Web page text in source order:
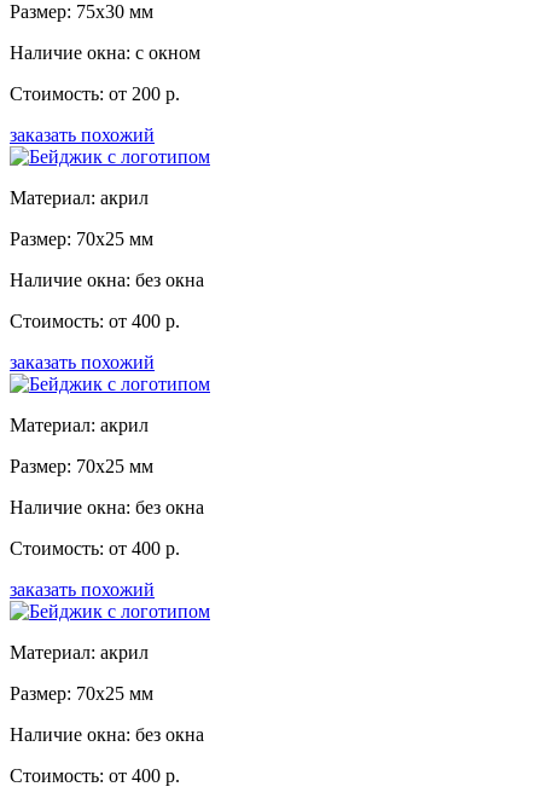
Размер: 75x30 мм
Наличие окна: с окном
Стоимость: от 200 р.
заказать похожий
Материал: акрил
Размер: 70x25 мм
Наличие окна: без окна
Стоимость: от 400 р.
заказать похожий
Материал: акрил
Размер: 70x25 мм
Наличие окна: без окна
Стоимость: от 400 р.
заказать похожий
Материал: акрил
Размер: 70x25 мм
Наличие окна: без окна
Стоимость: от 400 р.